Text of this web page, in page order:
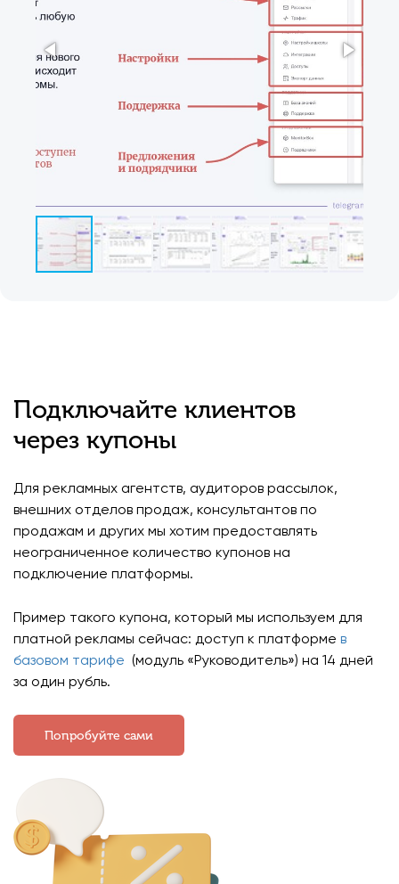
Подключайте клиентов
через купоны
Для рекламных агентств, аудиторов рассылок,
внешних отделов продаж, консультантов по
продажам и других мы хотим предоставлять
неограниченное количество купонов на
подключение платформы.
Пример такого купона, который мы используем для
платной рекламы сейчас: доступ к платформе в
базовом тарифе (модуль «Руководитель») на 14 дней
за один рубль.
Попробуйте сами